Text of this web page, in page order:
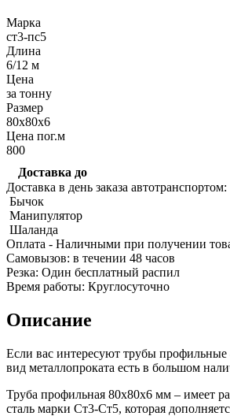
Фитинги
Фитинги
Фитинги
Марка
ст3-пс5
Длина
6/12 м
Цена
за тонну
Размер
80х80х6
Цена пог.м
800
Доставка до
Доставка в день заказа автотранспортом:
Бычок
Манипулятор
Шаланда
Оплата - Наличными при получении
Cамовызов: в течении 48 часов
Резка: Один бесплатный распил
Время работы: Круглосуточно
Описание
Если вас интересуют трубы
вид металлопроката есть в большом
Труба профильная 80х80х6 мм – имеет
сталь марки Ст3-Ст5, которая